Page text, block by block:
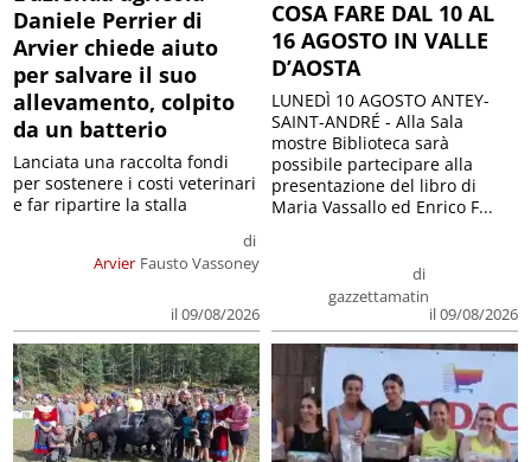
Daniele Perrier di
Arvier chiede aiuto
per salvare il suo
allevamento, colpito
da un batterio
Arvier
di
Fausto Vassoney
il 09/08/2026
Lanciata una raccolta fondi
per sostenere i costi veterinari
e far ripartire la stalla
COSA FARE DAL 10 AL
16 AGOSTO IN VALLE
D’AOSTA
di
gazzettamatin
il 09/08/2026
LUNEDÌ 10 AGOSTO ANTEY-
SAINT-ANDRÉ - Alla Sala
mostre Biblioteca sarà
possibile partecipare alla
presentazione del libro di
Maria Vassallo ed Enrico F...